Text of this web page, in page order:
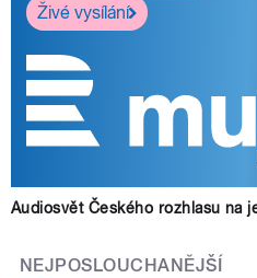
Živé vysílání
Audiosvět Českého rozhlasu na
NEJPOSLOUCHANĚJŠÍ